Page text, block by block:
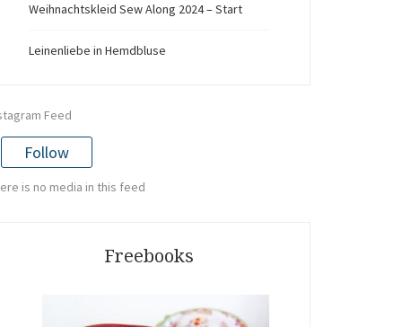
Weihnachtskleid Sew Along 2024 – Start
Leinenliebe in Hemdbluse
Feed
Follow
is no media in this feed
Freebooks